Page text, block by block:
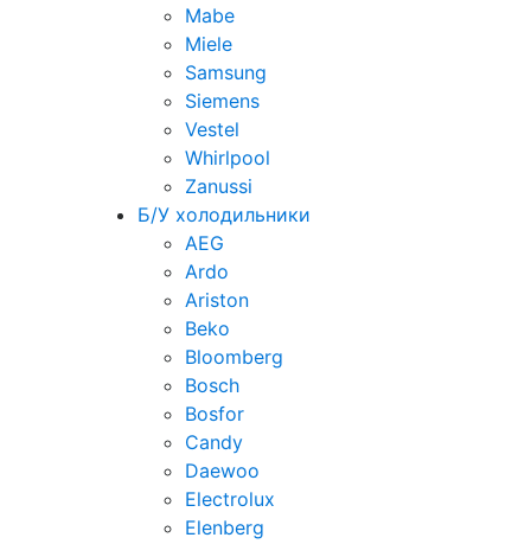
Mabe
Miele
Samsung
Siemens
Vestel
Whirlpool
Zanussi
Б/У холодильники
AEG
Ardo
Ariston
Beko
Bloomberg
Bosch
Bosfor
Candy
Daewoo
Electrolux
Elenberg